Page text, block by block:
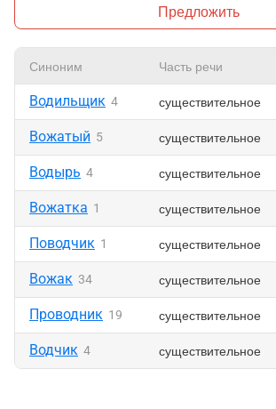
Предложить
Синоним Часть речи
Водильщик 4 существительное
Вожатый 5 существительное
Водырь 4 существительное
Вожатка 1 существительное
Поводчик 1 существительное
Вожак 34 существительное
Проводник 19 существительное
Водчик 4 существительное